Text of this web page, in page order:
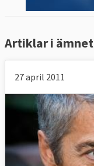
Artiklar i ämnet
27 april 2011